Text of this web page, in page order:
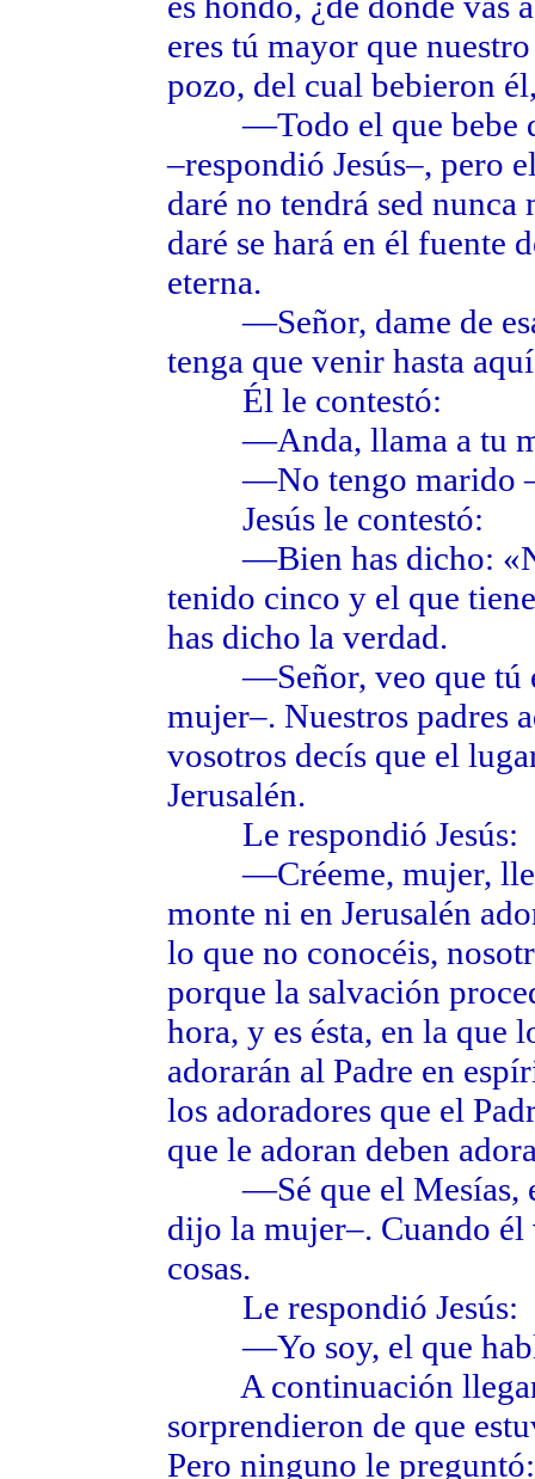
eres tú mayor que
pozo, del cual bebieron
—Todo el que bebe de
–respondió Jesús–, pero
daré no tendrá sed nunca
daré se hará en él fuente
eterna.
—Señor, dame de esa
tenga que venir hasta
Él le contestó:
—Anda, llama a tu
—No tengo marido
Jesús le contestó:
—Bien has dicho: «No
tenido cinco y el que
has dicho la verdad.
—Señor, veo que tú
mujer–. Nuestros padres
vosotros decís que el
Jerusalén.
Le respondió Jesús:
—Créeme, mujer,
monte ni en Jerusalén
lo que no conocéis,
porque la salvación
hora, y es ésta, en la que
adorarán al Padre en
los adoradores que el
que le adoran deben
—Sé que el Mesías, el
dijo la mujer–. Cuando él
cosas.
Le respondió Jesús:
—Yo soy, el que
A continuación
sorprendieron de que
Pero ninguno le